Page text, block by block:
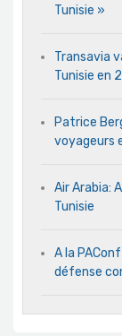
Tunisie »
Transavia
Tunisie en
Patrice
voyageurs
Air Arabia:
Tunisie
A la
défense